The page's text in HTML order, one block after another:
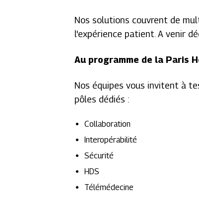
Nos solutions couvrent de
l'expérience patient. A venir
Au programme de la Paris
Nos équipes vous invitent à
pôles dédiés :
Collaboration
Interopérabilité
Sécurité
HDS
Télémédecine